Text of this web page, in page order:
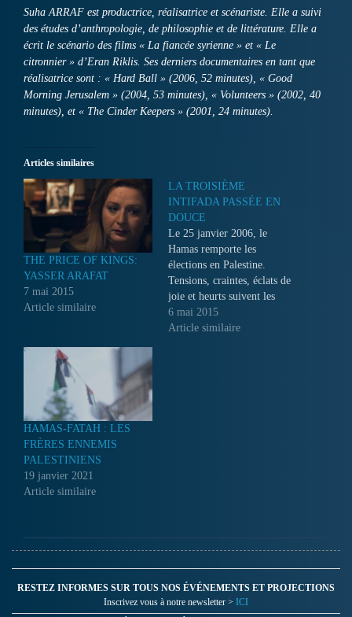
Suha ARRAF est productrice, réalisatrice et scénariste. Elle a suivi
des études d’anthropologie, de philosophie et de littérature. Elle a
écrit le scénario des films « La fiancée syrienne » et « Le
citronnier » d’Eran Riklis. Ses derniers documentaires en tant que
réalisatrice sont : « Hard Ball » (2006, 52 minutes), « Good
Morning Jerusalem » (2004, 53 minutes), « Volunteers » (2002, 40
minutes), et « The Cinder Keepers » (2001, 24 minutes).
Articles similaires
THE PRICE OF KINGS:
YASSER ARAFAT
7 mai 2015
Article similaire
LA TROISIÈME
INTIFADA PASSÉE EN
DOUCE
Le 25 janvier 2006, le
Hamas remporte les
élections en Palestine.
Tensions, craintes, éclats de
joie et heurts suivent les
résultats causant en effet une
grande surprise non
6 mai 2015
Article similaire
HAMAS-FATAH : LES
FRÈRES ENNEMIS
PALESTINIENS
19 janvier 2021
Article similaire
RESTEZ INFORMES SUR TOUS NOS ÉVÉNEMENTS ET PROJECTIONS
Inscrivez vous à notre newsletter > ICI